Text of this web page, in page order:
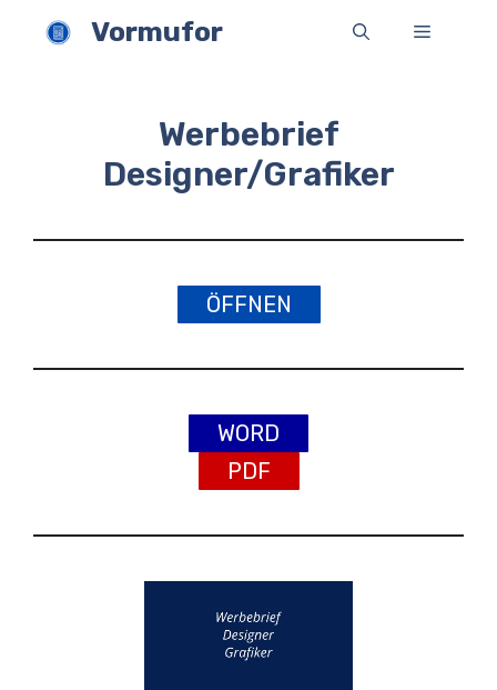
Inhalt
Vormufor Menü
Werbebrief
Designer/Grafiker
ÖFFNEN
WORD
PDF